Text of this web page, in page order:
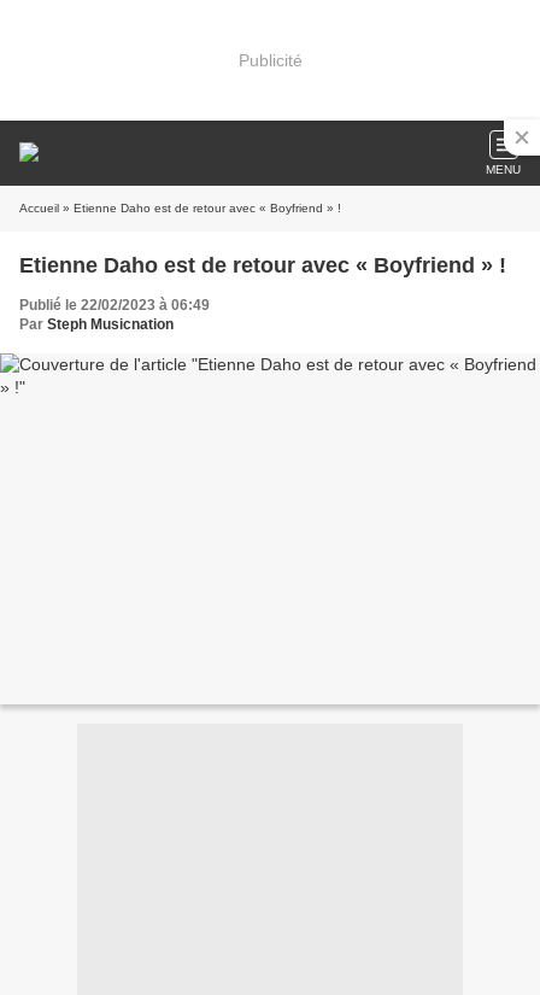
Publicité
MENU
Accueil » Etienne Daho est de retour avec « Boyfriend » !
Etienne Daho est de retour avec « Boyfriend » !
Publié le 22/02/2023 à 06:49
Par Steph Musicnation